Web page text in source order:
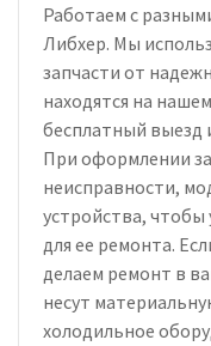
Работаем с
Либхер. Мы
запчасти от
находятся на
бесплатный выезд
При оформлении
неисправности,
устройства, чтобы
для ее ремонта.
делаем ремонт в
несут
холодильное